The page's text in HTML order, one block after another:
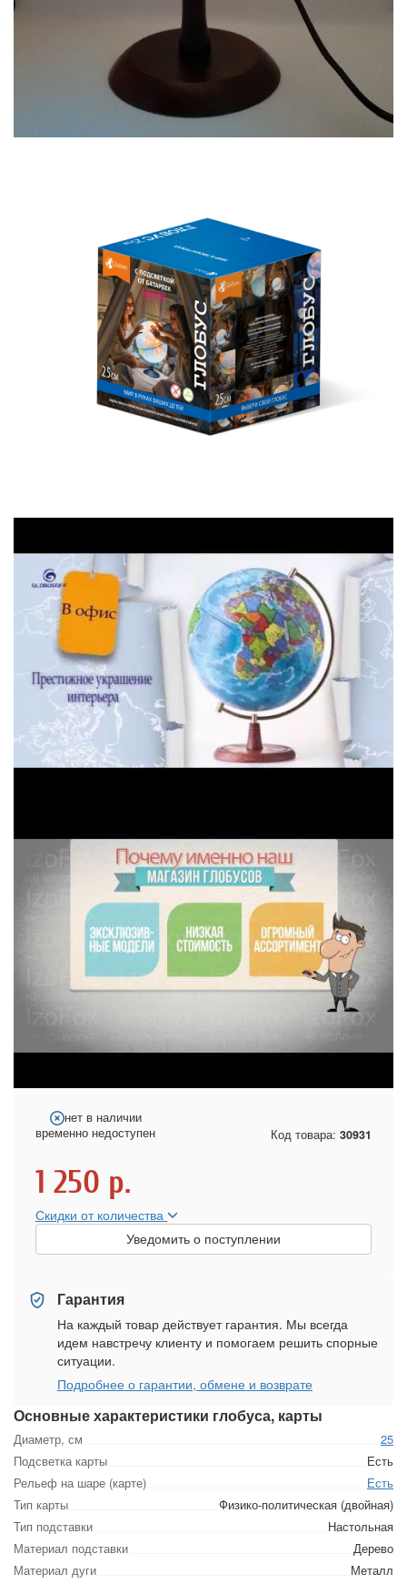
Основные характеристики глобуса, карты
Диаметр, см
25
Подсветка карты
Есть
Рельеф на шаре (карте)
Есть
Тип карты
Физико-политическая (двойная)
Тип подставки
Настольная
Материал подставки
Дерево
Материал дуги
Металл
нет в наличии
временно недоступен
Код товара: 30931
1 250 р.
Скидки от количества
Уведомить о поступлении
Гарантия
На каждый товар действует гарантия. Мы всегда
идем навстречу клиенту и помогаем решить спорные
ситуации.
Подробнее о гарантии, обмене и возврате